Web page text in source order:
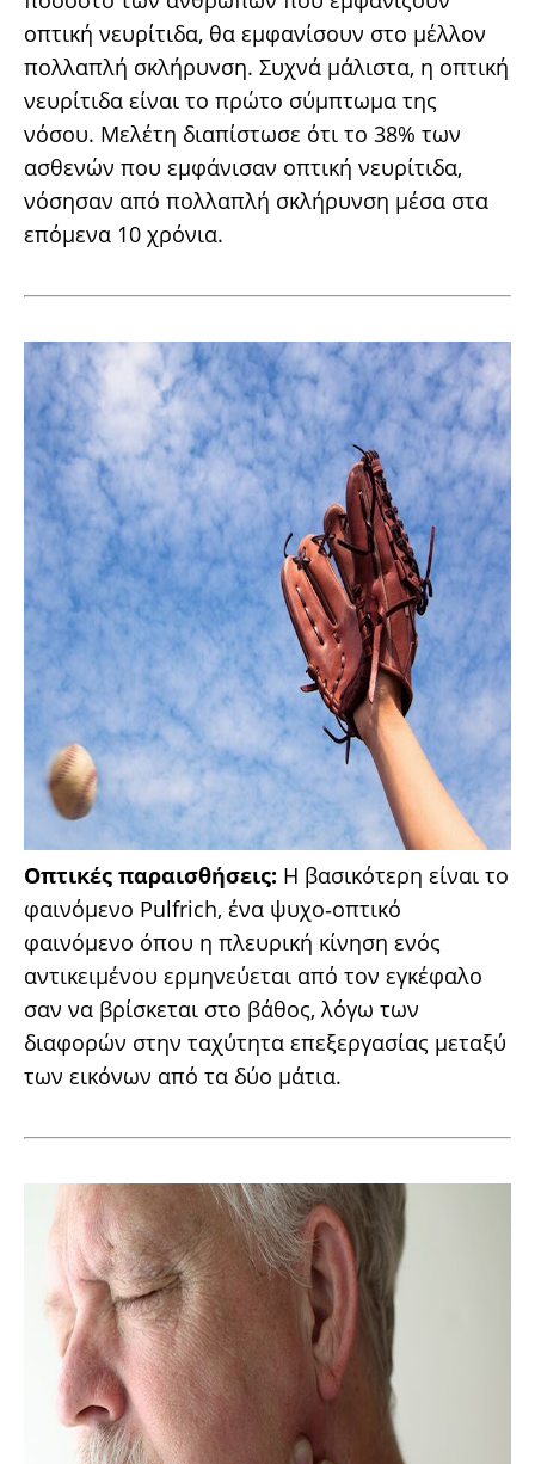
οπτική νευρίτιδα, θα εμφανίσουν στο μέλλον
πολλαπλή σκλήρυνση. Συχνά μάλιστα, η οπτική
νευρίτιδα είναι το πρώτο σύμπτωμα της
νόσου. Μελέτη διαπίστωσε ότι το 38% των
ασθενών που εμφάνισαν οπτική νευρίτιδα,
νόσησαν από πολλαπλή σκλήρυνση μέσα στα
επόμενα 10 χρόνια.
Οπτικές παραισθήσεις: Η βασικότερη είναι το
φαινόμενο Pulfrich, ένα ψυχο‐οπτικό
φαινόμενο όπου η πλευρική κίνηση ενός
αντικειμένου ερμηνεύεται από τον εγκέφαλο
σαν να βρίσκεται στο βάθος, λόγω των
διαφορών στην ταχύτητα επεξεργασίας μεταξύ
των εικόνων από τα δύο μάτια.